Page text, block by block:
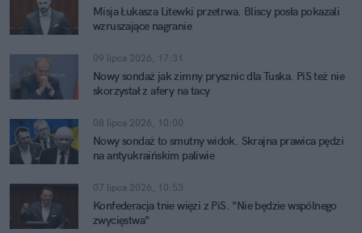
Misja Łukasza Litewki przetrwa. Bliscy posła pokazali
wzruszające nagranie
09 lipca 2026, 17:31
Nowy sondaż jak zimny prysznic dla Tuska. PiS też nie
skorzystał z afery na tacy
08 lipca 2026, 10:00
Nowy sondaż to smutny widok. Skrajna prawica pędzi
na antyukraińskim paliwie
07 lipca 2026, 10:53
Konfederacja tnie więzi z PiS. "Nie będzie wspólnego
zwycięstwa"